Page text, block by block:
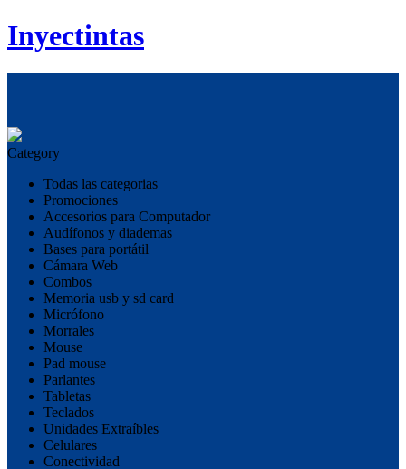
Inyectintas
Category
Todas las categorias
Promociones
Accesorios para Computador
Audífonos y diademas
Bases para portátil
Cámara Web
Combos
Memoria usb y sd card
Micrófono
Morrales
Mouse
Pad mouse
Parlantes
Tabletas
Teclados
Unidades Extraíbles
Celulares
Conectividad